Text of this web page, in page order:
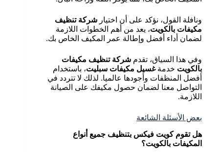
ونافلة القول، نؤكد على أن اختيار شركة تنظيف
مكيفات بالكويت، يعد من أهم الخطوات اللازمة
لضمان أداء أفضل وإطالة عمر المكيف الخاص بك.
وفي هذا السياق، تقدم شركة تنظيف مكيفات
بالكويت خدمةغسيل مكيفات سبليت، باستخدام
أفضل المنظفات وأجودها عالميا. لذلك لا تتردد في
التواصل معنا لضمان حصول مكيفك على الصيانة
اللازمة.
بعض الأسئلة الشائعة
هل تقوم كويت فيكس بتنظيف جميع أنواع
المكيفات بالكويت؟